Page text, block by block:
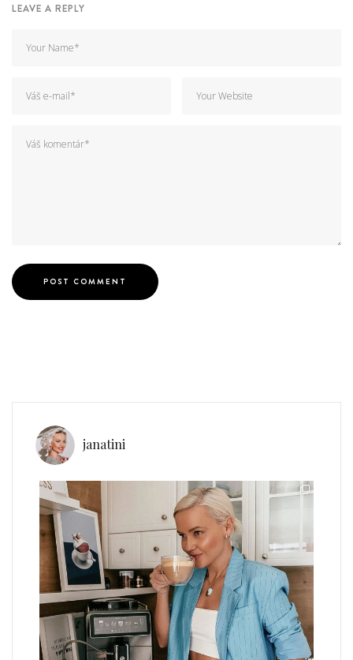
LEAVE A REPLY
janatini